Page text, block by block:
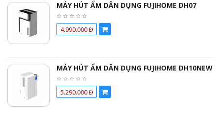
MÁY HÚT ẨM DÂN DỤNG FUJIHOME DH07
4.990.000 Đ
MÁY HÚT ẨM DÂN DỤNG FUJIHOME DH10NEW
5.290.000 Đ